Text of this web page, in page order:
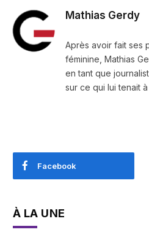
Mathias Gerdy
Après avoir fait ses
féminine, Mathias
en tant que
sur ce qui lui tenait
Facebook
À LA UNE